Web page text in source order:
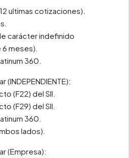
ultimas cotizaciones).
carácter indefinido
meses).
360.
(INDEPENDIENTE):
(F22) del SII.
(F29) del SII.
360.
lados).
(Empresa):